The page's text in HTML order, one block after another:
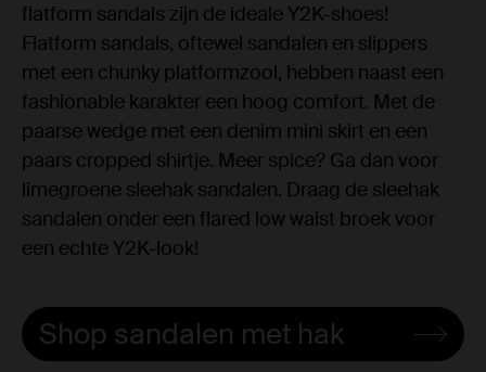
flatform sandals zijn de ideale Y2K-shoes!
Flatform sandals, oftewel sandalen en slippers
met een chunky platformzool, hebben naast een
fashionable karakter een hoog comfort. Met de
paarse wedge met een denim mini skirt en een
paars cropped shirtje. Meer spice? Ga dan voor
limegroene sleehak sandalen. Draag de sleehak
sandalen onder een flared low waist broek voor
een echte Y2K-look!
Shop sandalen met hak